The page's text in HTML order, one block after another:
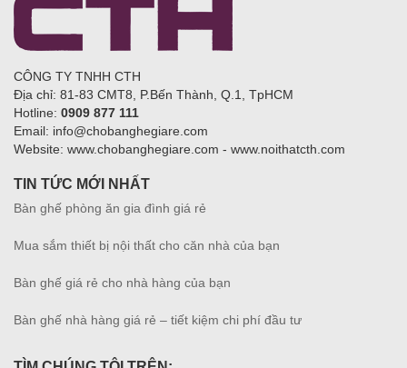
CÔNG TY TNHH CTH
Địa chỉ: 81-83 CMT8, P.Bến Thành, Q.1, TpHCM
Hotline: 0909 877 111
Email: info@chobanghegiare.com
Website: www.chobanghegiare.com - www.noithatcth.com
TIN TỨC MỚI NHẤT
Bàn ghế phòng ăn gia đình giá rẻ
Mua sắm thiết bị nội thất cho căn nhà của bạn
Bàn ghế giá rẻ cho nhà hàng của bạn
Bàn ghế nhà hàng giá rẻ – tiết kiệm chi phí đầu tư